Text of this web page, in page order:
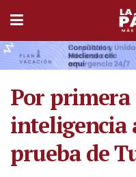
Por primera
inteligencia
prueba de